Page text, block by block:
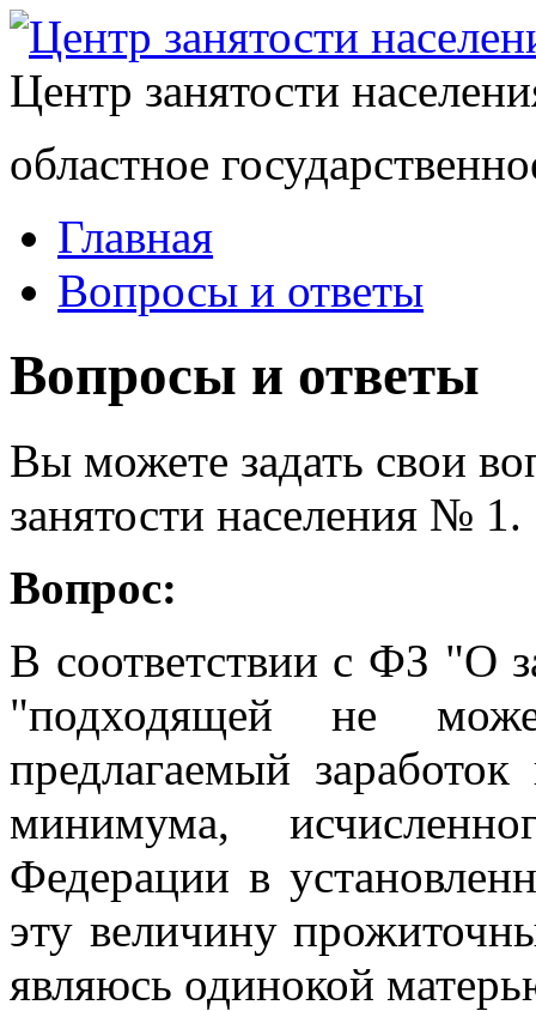
Центр занятости
областное
Главная
Вопросы и ответы
Вопросы и ответы
Вы можете задать свои
занятости населения № 1.
Вопрос:
В соответствии с ФЗ "О
"подходящей не
предлагаемый
минимума,
Федерации в
эту величину
являюсь одинокой